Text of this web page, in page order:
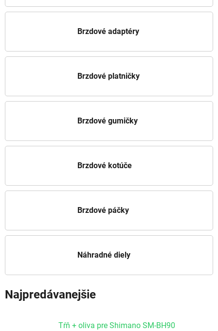
Brzdové adaptéry
Brzdové platničky
Brzdové gumičky
Brzdové kotúče
Brzdové páčky
Náhradné diely
Najpredávanejšie
Tŕň + oliva pre Shimano SM-BH90